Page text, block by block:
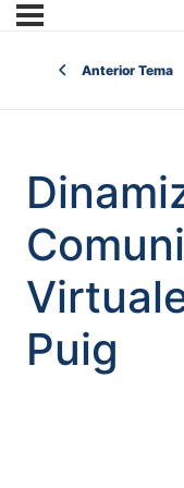
Anterior Tema
Puig